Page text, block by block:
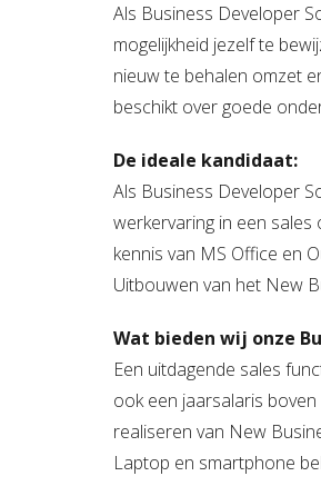
Als Business Developer
mogelijkheid jezelf te
nieuw te behalen omzet
beschikt over goede
De ideale kandidaat:
Als Business Developer
werkervaring in een sales
kennis van MS Office en
Uitbouwen van het New
Wat bieden wij onze
Een uitdagende sales
ook een jaarsalaris
realiseren van New
Laptop en smartphone